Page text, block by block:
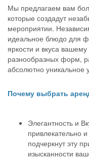
Мы предлагаем вам
которые создадут
мероприятии.
идеальное блюдо для
яркости и вкуса
разнообразных форм,
абсолютно уникальное
Почему выбрать
Элегантность и
привлекательно
подчеркнут эту
изысканности